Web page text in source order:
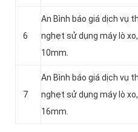
6
An Bình báo giá dịch vụ
nghẹt sử dụng máy lò
10mm.
7
An Bình báo giá dịch vụ
nghẹt sử dụng máy lò
16mm.